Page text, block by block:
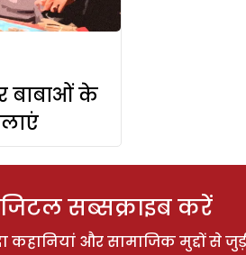
बाबाओं के
सब्सक्राइब करें
कहानियां और सामाजिक मुद्दों से